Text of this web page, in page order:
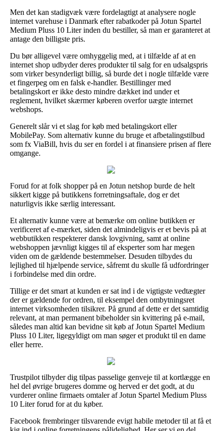
Men det kan stadigvæk være fordelagtigt at analysere nogle
internet varehuse i Danmark efter rabatkoder på Jotun Spartel
Medium Pluss 10 Liter inden du bestiller, så man er garanteret at
antage den billigste pris.
Du bør alligevel være omhyggelig med, at i tilfælde af at en
internet shop udbyder deres produkter til salg for en udsalgspris
som virker besynderligt billig, så burde det i nogle tilfælde være
et fingerpeg om en falsk e-handler. Bestillinger med
betalingskort er ikke desto mindre dækket ind under et
reglement, hvilket skærmer køberen overfor uægte internet
webshops.
Generelt slår vi et slag for køb med betalingskort eller
MobilePay. Som alternativ kunne du bruge et afbetalingstilbud
som fx ViaBill, hvis du ser en fordel i at finansiere prisen af flere
omgange.
Forud for at folk shopper på en Jotun netshop burde de helt
sikkert kigge på butikkens forretningsaftale, dog er det
naturligvis ikke særlig interessant.
Et alternativ kunne være at bemærke om online butikken er
verificeret af e-mærket, siden det almindeligvis er et bevis på at
webbutikken respekterer dansk lovgivning, samt at online
webshoppen jævnligt kigges til af eksperter som har megen
viden om de gældende bestemmelser. Desuden tilbydes du
lejlighed til hjælpende service, såfremt du skulle få udfordringer
i forbindelse med din ordre.
Tillige er det smart at kunden er sat ind i de vigtigste vedtægter
der er gældende for ordren, til eksempel den ombytningsret
internet virksomheden tilsikrer. På grund af dette er det samtidig
relevant, at man permanent bibeholder sin kvittering på e-mail,
således man altid kan bevidne sit køb af Jotun Spartel Medium
Pluss 10 Liter, ligegyldigt om man søger et produkt til en dame
eller herre.
Trustpilot tilbyder dig tilpas passelige genveje til at kortlægge en
hel del øvrige brugeres domme og herved er det godt, at du
vurderer online firmaets omtaler af Jotun Spartel Medium Pluss
10 Liter forud for at du køber.
Facebook frembringer tilsvarende evigt habile metoder til at få et